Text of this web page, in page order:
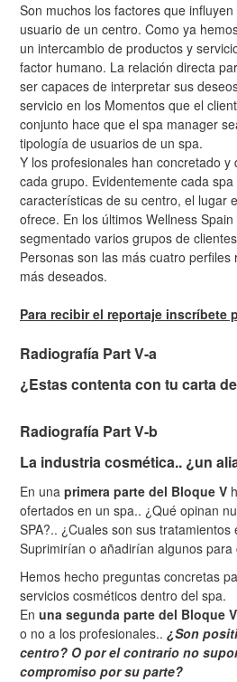
Son muchos los factores que
usuario de un centro. Como ya
un intercambio de productos y
factor humano. La relación directa
ser capaces de interpretar sus
servicio en los Momentos que el
conjunto hace que el spa manager
tipología de usuarios de un spa.
Y los profesionales han concretado
cada grupo. Evidentemente cada
características de su centro, el lugar
ofrece. En los últimos Wellness
segmentado varios grupos de
Personas son las más cuatro
más deseados.
Para recibir el reportaje inscríbete
Radiografía Part V-a
¿Estas contenta con tu carta
Radiografía Part V-b
La industria cosmética.. ¿un
En una primera parte del Bloque V
ofertados en un spa.. ¿Qué opinan
SPA?.. ¿Cuales son sus
Suprimirían o añadirían algunos
Hemos hecho preguntas concretas
servicios cosméticos dentro del spa.
En una segunda parte del Bloque V
o no a los profesionales.. ¿Son
centro? O por el contrario no
compromiso por su parte?